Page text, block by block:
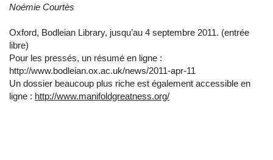
Noémie Courtès
Oxford, Bodleian Library, jusqu’au 4 septembre 2011. (entrée
libre)
Pour les pressés, un résumé en ligne :
http://www.bodleian.ox.ac.uk/news/2011-apr-11
Un dossier beaucoup plus riche est également accessible en
ligne : http://www.manifoldgreatness.org/